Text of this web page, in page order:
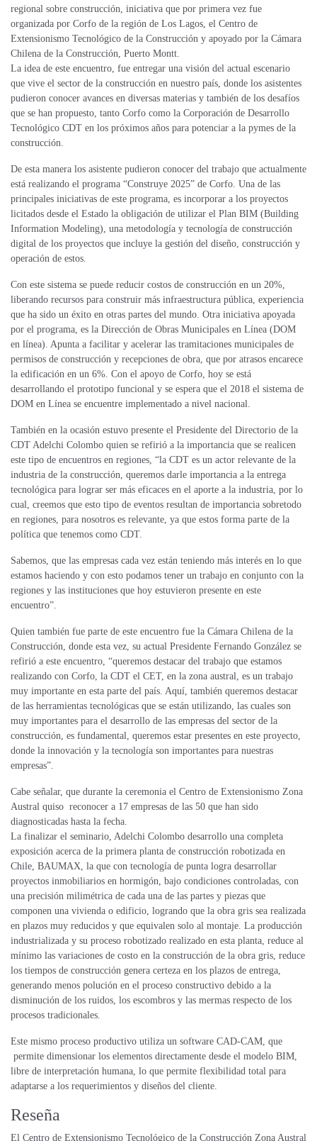
regional sobre construcción, iniciativa que por primera vez fue
organizada por Corfo de la región de Los Lagos, el Centro de
Extensionismo Tecnológico de la Construcción y apoyado por la Cámara
Chilena de la Construcción, Puerto Montt.
La idea de este encuentro, fue entregar una visión del actual escenario
que vive el sector de la construcción en nuestro país, donde los asistentes
pudieron conocer avances en diversas materias y también de los desafíos
que se han propuesto, tanto Corfo como la Corporación de Desarrollo
Tecnológico CDT en los próximos años para potenciar a la pymes de la
construcción.
De esta manera los asistente pudieron conocer del trabajo que actualmente
está realizando el programa “Construye 2025” de Corfo. Una de las
principales iniciativas de este programa, es incorporar a los proyectos
licitados desde el Estado la obligación de utilizar el Plan BIM (Building
Information Modeling), una metodología y tecnología de construcción
digital de los proyectos que incluye la gestión del diseño, construcción y
operación de estos.
Con este sistema se puede reducir costos de construcción en un 20%,
liberando recursos para construir más infraestructura pública, experiencia
que ha sido un éxito en otras partes del mundo. Otra iniciativa apoyada
por el programa, es la Dirección de Obras Municipales en Línea (DOM
en línea). Apunta a facilitar y acelerar las tramitaciones municipales de
permisos de construcción y recepciones de obra, que por atrasos encarece
la edificación en un 6%. Con el apoyo de Corfo, hoy se está
desarrollando el prototipo funcional y se espera que el 2018 el sistema de
DOM en Línea se encuentre implementado a nivel nacional.
También en la ocasión estuvo presente el Presidente del Directorio de la
CDT Adelchi Colombo quien se refirió a la importancia que se realicen
este tipo de encuentros en regiones, “la CDT es un actor relevante de la
industria de la construcción, queremos darle importancia a la entrega
tecnológica para lograr ser más eficaces en el aporte a la industria, por lo
cual, creemos que esto tipo de eventos resultan de importancia sobretodo
en regiones, para nosotros es relevante, ya que estos forma parte de la
política que tenemos como CDT.
Sabemos, que las empresas cada vez están teniendo más interés en lo que
estamos haciendo y con esto podamos tener un trabajo en conjunto con la
regiones y las instituciones que hoy estuvieron presente en este
encuentro”.
Quien también fue parte de este encuentro fue la Cámara Chilena de la
Construcción, donde esta vez, su actual Presidente Fernando González se
refirió a este encuentro, “queremos destacar del trabajo que estamos
realizando con Corfo, la CDT el CET, en la zona austral, es un trabajo
muy importante en esta parte del país. Aquí, también queremos destacar
de las herramientas tecnológicas que se están utilizando, las cuales son
muy importantes para el desarrollo de las empresas del sector de la
construcción, es fundamental, queremos estar presentes en este proyecto,
donde la innovación y la tecnología son importantes para nuestras
empresas”.
Cabe señalar, que durante la ceremonia el Centro de Extensionismo Zona
Austral quiso reconocer a 17 empresas de las 50 que han sido
diagnosticadas hasta la fecha.
La finalizar el seminario, Adelchi Colombo desarrollo una completa
exposición acerca de la primera planta de construcción robotizada en
Chile, BAUMAX, la que con tecnología de punta logra desarrollar
proyectos inmobiliarios en hormigón, bajo condiciones controladas, con
una precisión milimétrica de cada una de las partes y piezas que
componen una vivienda o edificio, logrando que la obra gris sea realizada
en plazos muy reducidos y que equivalen solo al montaje. La producción
industrializada y su proceso robotizado realizado en esta planta, reduce al
mínimo las variaciones de costo en la construcción de la obra gris, reduce
los tiempos de construcción genera certeza en los plazos de entrega,
generando menos polución en el proceso constructivo debido a la
disminución de los ruidos, los escombros y las mermas respecto de los
procesos tradicionales.
Este mismo proceso productivo utiliza un software CAD-CAM, que
permite dimensionar los elementos directamente desde el modelo BIM,
libre de interpretación humana, lo que permite flexibilidad total para
adaptarse a los requerimientos y diseños del cliente.
Reseña
El Centro de Extensionismo Tecnológico de la Construcción Zona Austral